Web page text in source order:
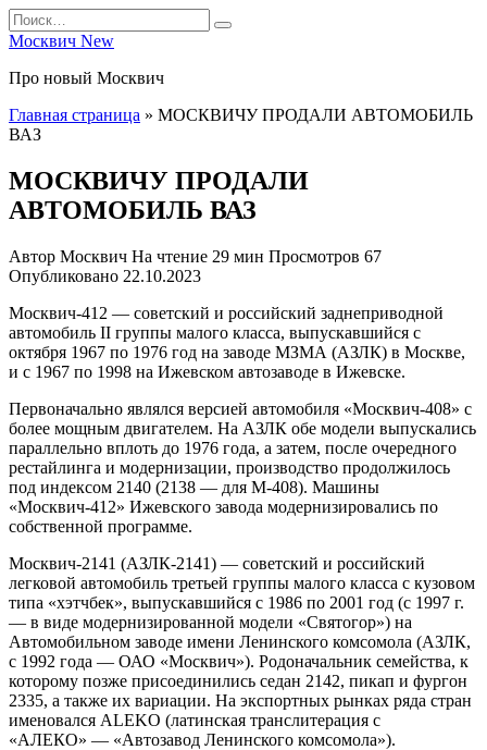
Перейти
к
Search
for:
Москвич New
Про новый Москвич
Главная страница » МОСКВИЧУ ПРОДАЛИ АВТОМОБИЛЬ
ВАЗ
МОСКВИЧУ ПРОДАЛИ
АВТОМОБИЛЬ ВАЗ
Автор Москвич На чтение 29 мин Просмотров 67
Опубликовано 22.10.2023
Москвич-412 — советский и российский заднеприводной
автомобиль II группы малого класса, выпускавшийся с
октября 1967 по 1976 год на заводе МЗМА (АЗЛК) в Москве,
и с 1967 по 1998 на Ижевском автозаводе в Ижевске.
Первоначально являлся версией автомобиля «Москвич-408» с
более мощным двигателем. На АЗЛК обе модели выпускались
параллельно вплоть до 1976 года, а затем, после очередного
рестайлинга и модернизации, производство продолжилось
под индексом 2140 (2138 — для М-408). Машины
«Москвич-412» Ижевского завода модернизировались по
собственной программе.
Москвич-2141 (АЗЛК-2141) — советский и российский
легковой автомобиль третьей группы малого класса с кузовом
типа «хэтчбек», выпускавшийся с 1986 по 2001 год (с 1997 г.
— в виде модернизированной модели «Святогор») на
Автомобильном заводе имени Ленинского комсомола (АЗЛК,
с 1992 года — ОАО «Москвич»). Родоначальник семейства, к
которому позже присоединились седан 2142, пикап и фургон
2335, а также их вариации. На экспортных рынках ряда стран
именовался ALEKO (латинская транслитерация с
«АЛЕКО» — «Автозавод Ленинского комсомола»).